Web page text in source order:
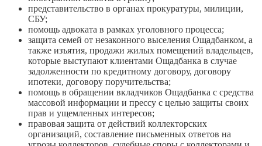
представительство в органах прокуратуры, милиции,
СБУ;
помощь адвоката в рамках уголовного процесса;
защита семей от незаконного выселения Ощадбанком, а
также изъятия, продажи жилых помещений владельцев,
которые выступают клиентами Ощадбанка в случае
задолженности по кредитному договору, договору
ипотеки, договору поручительства;
помощь в обращении вкладчиков Ощадбанка с средства
массовой информации и прессу с целью защиты своих
прав и ущемленных интересов;
правовая защита от действий коллекторских
организаций, составление письменных ответов на